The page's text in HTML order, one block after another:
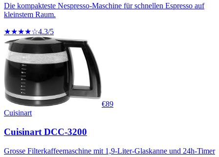
Die kompakteste Nespresso-Maschine für schnellen Espresso auf
kleinstem Raum.
★★★★☆4.3/5
€89
Cuisinart
Cuisinart DCC-3200
Grosse Filterkaffeemaschine mit 1,9-Liter-Glaskanne und 24h-Timer